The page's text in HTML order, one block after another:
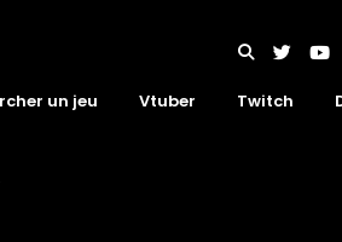
un jeu Vtuber Twitch